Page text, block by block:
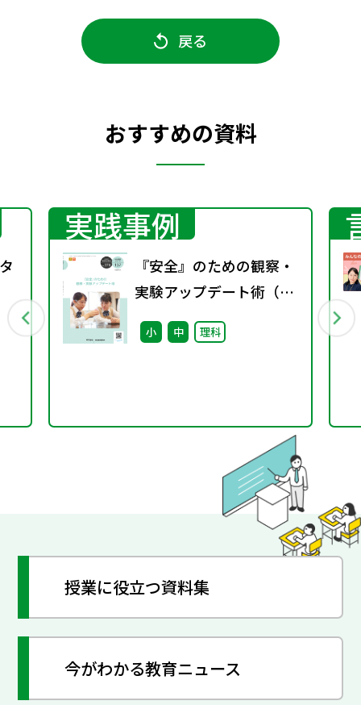
戻る
おすすめの資料
実践事例
『安全』のための観察・
実験アップデート術（特
別課題137）
小 中 理科
授業に役立つ資料集
今がわかる教育ニュース